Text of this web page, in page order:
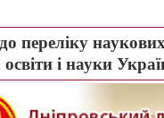
і науки